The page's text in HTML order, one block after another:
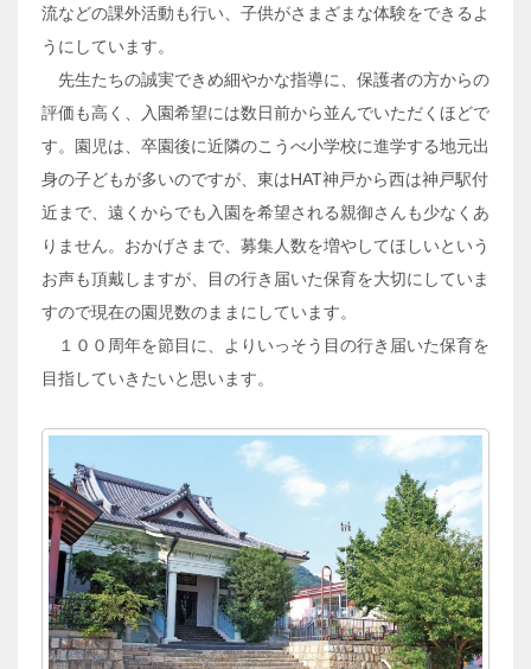
流などの課外活動も行い、子供がさまざまな体験をできるよ
うにしています。
先生たちの誠実できめ細やかな指導に、保護者の方からの
評価も高く、入園希望には数日前から並んでいただくほどで
す。園児は、卒園後に近隣のこうべ小学校に進学する地元出
身の子どもが多いのですが、東はHAT神戸から西は神戸駅付
近まで、遠くからでも入園を希望される親御さんも少なくあ
りません。おかげさまで、募集人数を増やしてほしいという
お声も頂戴しますが、目の行き届いた保育を大切にしていま
すので現在の園児数のままにしています。
１００周年を節目に、よりいっそう目の行き届いた保育を
目指していきたいと思います。